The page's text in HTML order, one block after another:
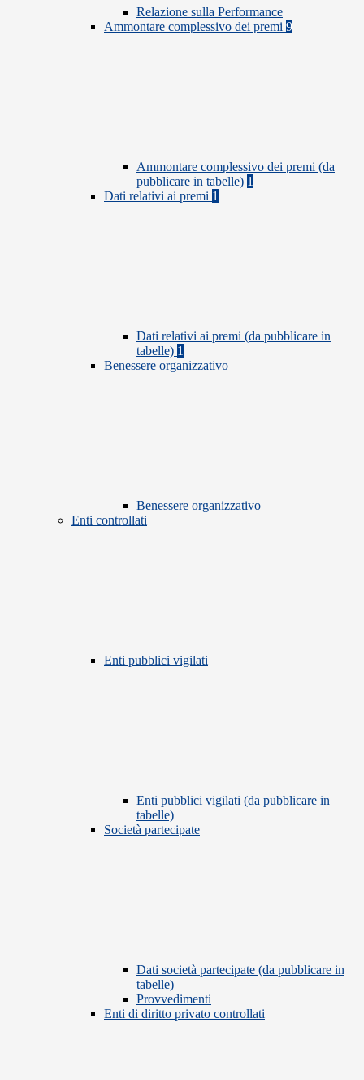
Relazione sulla Performance
Ammontare complessivo dei premi 9
Ammontare complessivo dei premi (da
pubblicare in tabelle) 1
Dati relativi ai premi 1
Dati relativi ai premi (da pubblicare in
tabelle) 1
Benessere organizzativo
Benessere organizzativo
Enti controllati
Enti pubblici vigilati
Enti pubblici vigilati (da pubblicare in
tabelle)
Società partecipate
Dati società partecipate (da pubblicare in
tabelle)
Provvedimenti
Enti di diritto privato controllati